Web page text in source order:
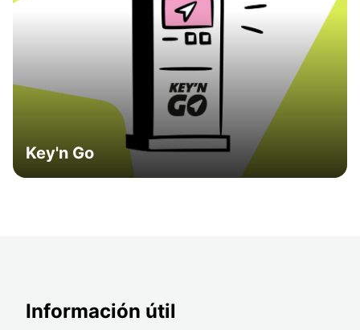
Key'n Go
Información útil